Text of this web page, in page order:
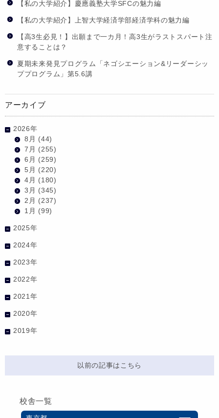
【私の大学紹介】慶應義塾大学SFCの魅力編
【私の大学紹介】上智大学経済学部経済学科の魅力編
【高3生必見！】出願まで一カ月！高3生がラストスパート注
意することは？
夏期未来発見プログラム「ネゴシエーション&リーダーシッ
ププログラム」第5.6講
アーカイブ
2026年
8月 (44)
7月 (255)
6月 (259)
5月 (220)
4月 (180)
3月 (345)
2月 (237)
1月 (99)
2025年
2024年
2023年
2022年
2021年
2020年
2019年
以前の記事はこちら
校舎一覧